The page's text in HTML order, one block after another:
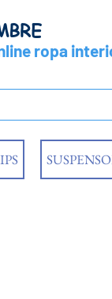
ropa